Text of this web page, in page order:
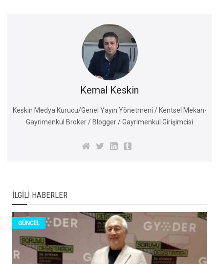
Kemal Keskin
Keskin Medya Kurucu/Genel Yayın Yönetmeni / Kentsel Mekan-
Gayrimenkul Broker / Blogger / Gayrimenkul Girişimcisi
İLGILI HABERLER
GÜNCEL